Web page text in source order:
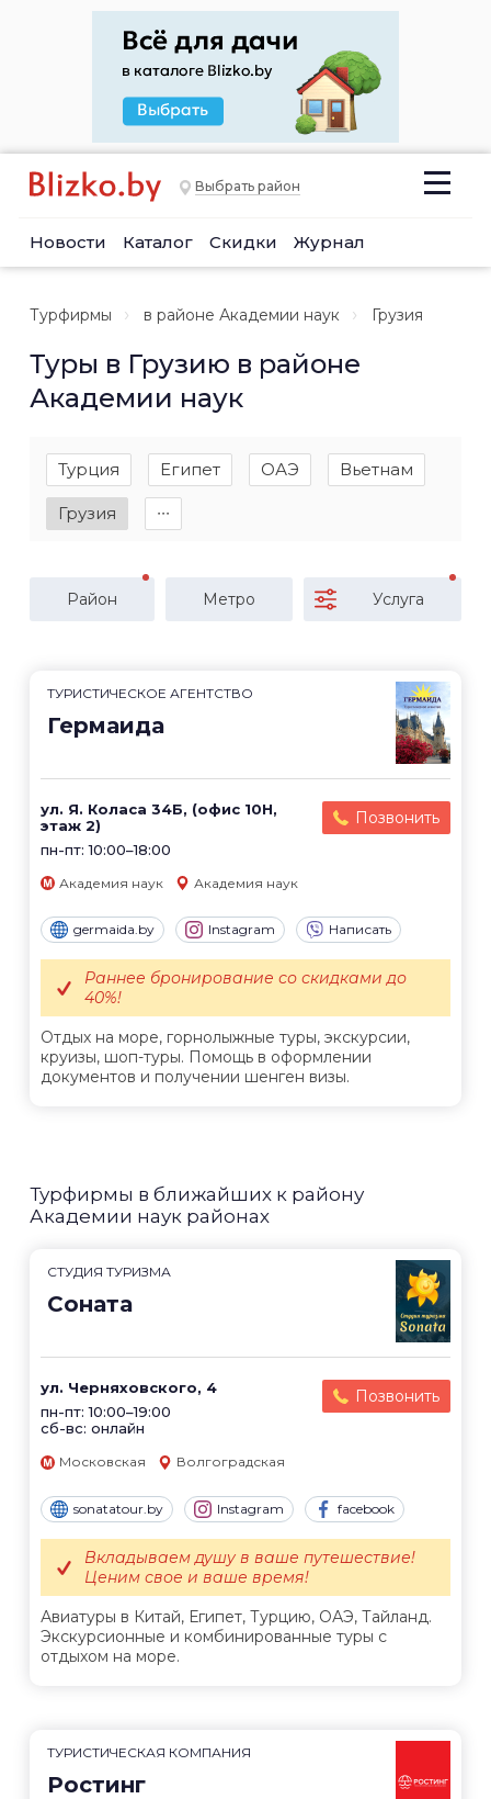
Выбрать район
Новости Каталог Скидки Журнал
Турфирмы в районе Академии наук Грузия
Туры в Грузию в районе
Академии наук
Турция Египет ОАЭ Вьетнам
Грузия ∙∙∙
Район Метро Услуга
ТУРИСТИЧЕСКОЕ АГЕНТСТВО
Гермаида
ул. Я. Коласа 34Б, (офис 10Н,
этаж 2)
пн-пт: 10:00–18:00
Позвонить
Академия наук Академия наук
germaida.by Instagram Написать
Отдых на море, горнолыжные туры, экскурсии,
круизы, шоп-туры. Помощь в оформлении
документов и получении шенген визы.
Раннее бронирование со скидками до
40%!
Турфирмы в ближайших к району
Академии наук районах
CТУДИЯ ТУРИЗМА
Соната
ул. Черняховского, 4
пн-пт: 10:00–19:00
сб-вс: онлайн
Позвонить
Московская Волгоградская
sonatatour.by Instagram facebook
Авиатуры в Китай, Египет, Турцию, ОАЭ, Тайланд.
Экскурсионные и комбинированные туры с
отдыхом на море.
Вкладываем душу в ваше путешествие!
Ценим свое и ваше время!
ТУРИСТИЧЕСКАЯ КОМПАНИЯ
Ростинг